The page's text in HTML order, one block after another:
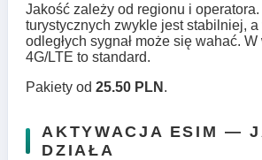
Jakość zależy od regionu i
turystycznych zwykle jest stabilniej, a
odległych sygnał może się wahać.
4G/LTE to standard.
Pakiety od 25.50 PLN .
AKTYWACJA ESIM —
DZIAŁA